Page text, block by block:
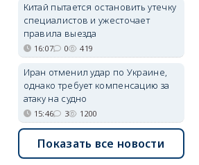
Китай пытается остановить утечку
специалистов и ужесточает
правила выезда
16:07 0 419
Иран отменил удар по Украине,
однако требует компенсацию за
атаку на судно
15:46 3 1200
Показать все новости